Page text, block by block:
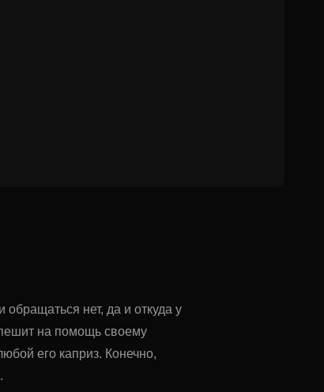
нет, да и откуда у
на помощь своему
его каприз. Конечно,